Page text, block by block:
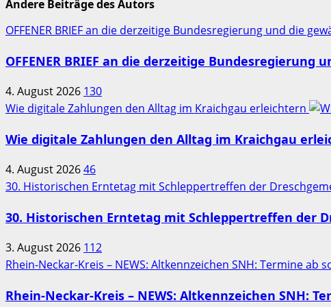
Andere Beiträge des Autors
OFFENER BRIEF an die derzeitige Bundesregierung und die
OFFENER BRIEF an die derzeitige
4. August 2026 130
Wie digitale Zahlungen den Alltag im Kraichgau erleichtern
Wie digitale Zahlungen den Alltag im Kraichgau
4. August 202646
30. Historischen Erntetag mit Schleppertreffen der
30. Historischen Erntetag mit Schleppertreffen der
3. August 2026 112
Rhein-Neckar-Kreis – NEWS: Altkennzeichen SNH: Termine ab
Rhein-Neckar-Kreis – NEWS: Altkennzeichen SNH: